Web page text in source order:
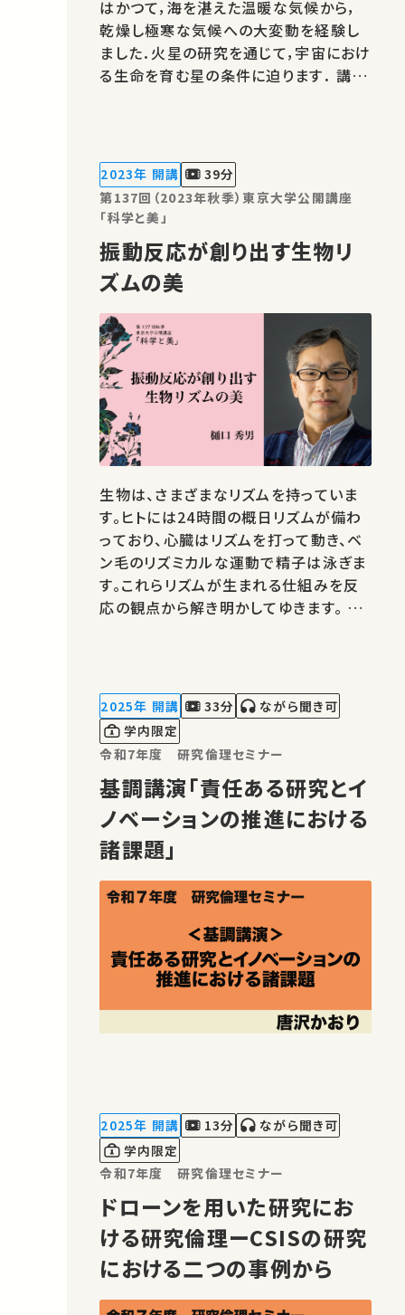
はかつて，海を湛えた温暖な気候から，
乾燥し極寒な気候への大変動を経験し
ました．火星の研究を通じて，宇宙におけ
る生命を育む星の条件に迫ります． 講
ん。 お気に入りの講義・講演があれば
SNSなどでシェアをお願いします…
2023年 開講
39分
第137回（2023年秋季）東京大学公開講座
「科学と美」
振動反応が創り出す生物リ
ズムの美
生物は、さまざまなリズムを持っていま
す。ヒトには24時間の概日リズムが備わ
っており、心臓はリズムを打って動き、ベ
ン毛のリズミカルな運動で精子は泳ぎま
す。これらリズムが生まれる仕組みを反
応の観点から解き明かしてゆきます。 ★
願いします。 運営・著作権処理・映像編
集：東京大学 大学総合教育研…
2025年 開講 33分
ながら聞き可
学内限定
令和7年度 研究倫理セミナー
基調講演「責任ある研究とイ
ノベーションの推進における
諸課題」
2025年 開講 13分
ながら聞き可
学内限定
令和7年度 研究倫理セミナー
ドローンを用いた研究にお
ける研究倫理ーCSISの研究
における二つの事例から